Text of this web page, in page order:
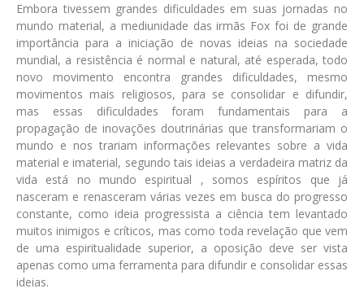
Embora tivessem grandes dificuldades em suas jornadas no
mundo material, a mediunidade das irmãs Fox foi de grande
importância para a iniciação de novas ideias na sociedade
mundial, a resistência é normal e natural, até esperada, todo
novo movimento encontra grandes dificuldades, mesmo
movimentos mais religiosos, para se consolidar e difundir,
mas essas dificuldades foram fundamentais para a
propagação de inovações doutrinárias que transformariam o
mundo e nos trariam informações relevantes sobre a vida
material e imaterial, segundo tais ideias a verdadeira matriz da
vida está no mundo espiritual , somos espíritos que já
nasceram e renasceram várias vezes em busca do progresso
constante, como ideia progressista a ciência tem levantado
muitos inimigos e críticos, mas como toda revelação que vem
de uma espiritualidade superior, a oposição deve ser vista
apenas como uma ferramenta para difundir e consolidar essas
ideias.